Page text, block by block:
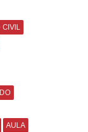
CIVIL
AULA